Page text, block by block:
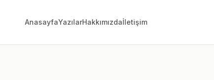
AnasayfaYazılarHakkımızdaİletişim